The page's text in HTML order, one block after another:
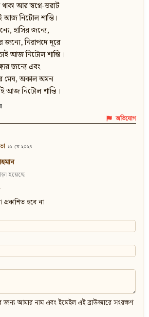
আর স্বপ্নে-ভরাট
আজ নিটোল শান্তি।
হাসির জন্যে,
নিরাপদে দূরে
আজ নিটোল শান্তি।
জন্যে এবং
মেঘ, অকাল অমন
আজ নিটোল শান্তি।
অভিযোগ
২৯ মে ২০২৪
হয়েছে
হবে না।
জন্য আমার নাম এবং ইমেইল এই ব্রাউজারে সংরক্ষণ